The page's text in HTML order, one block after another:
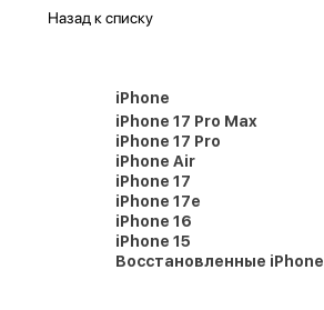
Назад к списку
iPhone
iPhone 17 Pro Max
iPhone 17 Pro
iPhone Air
iPhone 17
iPhone 17e
iPhone 16
iPhone 15
Восстановленные iPhone